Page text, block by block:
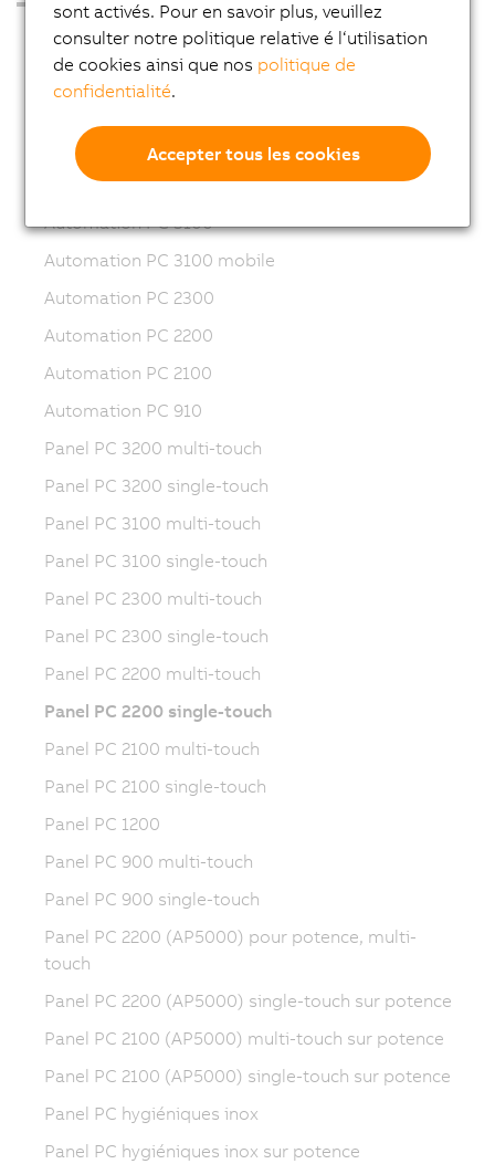
PC industriels
Nouveautés
Automation PC 4100
Automation PC 3200
Automation PC 3100
Automation PC 3100 mobile
Automation PC 2300
Automation PC 2200
Automation PC 2100
Automation PC 910
Panel PC 3200 multi-touch
Panel PC 3200 single-touch
Panel PC 3100 multi-touch
Panel PC 3100 single-touch
Panel PC 2300 multi-touch
Panel PC 2300 single-touch
Panel PC 2200 multi-touch
Panel PC 2200 single-touch
Panel PC 2100 multi-touch
Panel PC 2100 single-touch
Panel PC 1200
Panel PC 900 multi-touch
Panel PC 900 single-touch
Panel PC 2200 (AP5000) pour potence, multi-
touch
Panel PC 2200 (AP5000) single-touch sur potence
Panel PC 2100 (AP5000) multi-touch sur potence
Panel PC 2100 (AP5000) single-touch sur potence
Panel PC hygiéniques inox
Panel PC hygiéniques inox sur potence
sont activés. Pour en savoir plus, veuillez
consulter notre politique relative é l‘utilisation
de cookies ainsi que nos politique de
confidentialité.
Accepter tous les cookies